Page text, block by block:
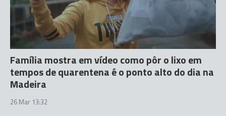
Família mostra em vídeo como pôr o lixo em
tempos de quarentena é o ponto alto do dia na
Madeira
26 Mar 13:32